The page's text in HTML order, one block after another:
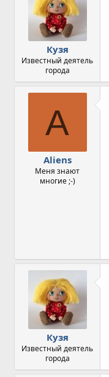
ч
а
а
Кузя
Известный деятель
города
A
Aliens
Меня знают
многие ;-)
Кузя
Известный деятель
города